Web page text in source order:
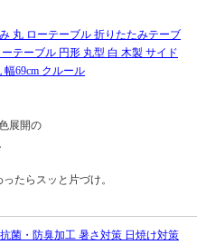
丸 ローテーブル 折りたたみテーブ
テーブル 円形 丸型 白 木製 サイド
69cm クルール
展開の
たらスッと片づけ。
菌・防臭加工 暑さ対策 日焼け対策